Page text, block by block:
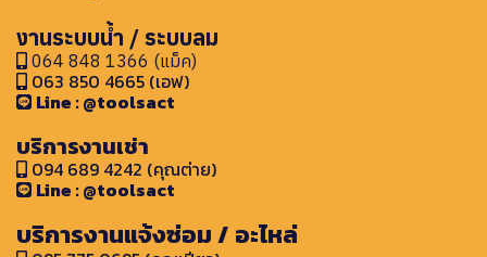
งานระบบน้ำ / ระบบลม
064 848 1366 (แม็ค)
063 850 4665 (เอฟ)
Line : @toolsact
บริการงานเช่า
094 689 4242 (คุณต่าย)
Line : @toolsact
บริการงานแจ้งซ่อม / อะไหล่